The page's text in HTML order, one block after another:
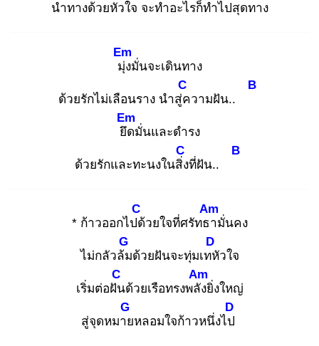
นำทางด้วยหัวใจ จะทำอะไรก็ทำไปสุดทาง
มุ่ง
Em
มั่นจะเดินทาง
ด้วยรักไม่เลือนราง นำสู่ค
C
วามฝัน..
B
ยึด
Em
มั่นและดำรง
ด้วยรักและทะนงในสิ่ง
C
ที่ฝัน..
B
* ก้าวออกไปด้
C
วยใจที่ศรัทธา
Am
มั่นคง
ไม่กลัวล้ม
G
ด้วยฝันจะทุ่มเทหั
D
วใจ
เริ่มต่อฝัน
C
ด้วยเรือทรงพลัง
Am
ยิ่งใหญ่
สู่จุดหมาย
G
หลอมใจก้าวหนึ่งไป
D